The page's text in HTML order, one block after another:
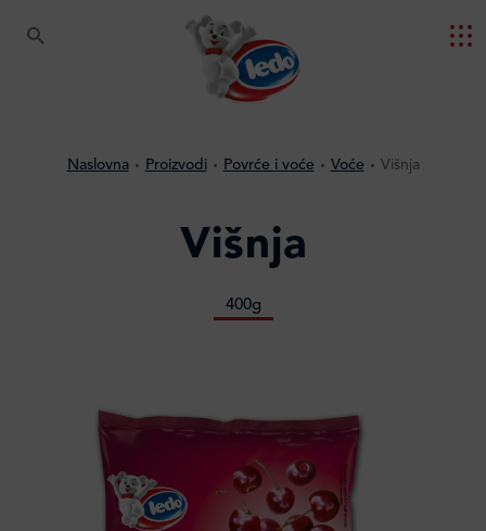
Naslovna Proizvodi Povrće i voće Voće Višnja
Višnja
400g